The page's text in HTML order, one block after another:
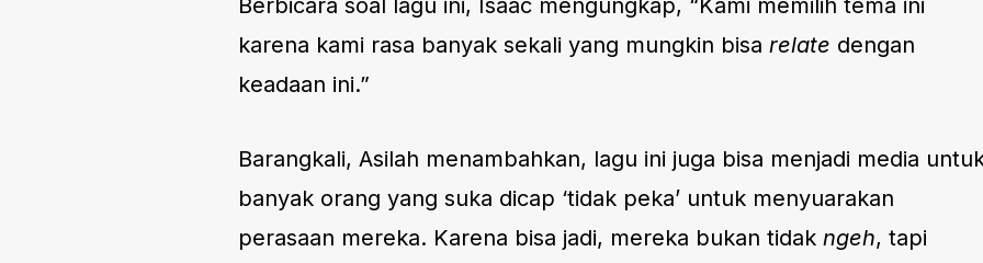
Berbicara soal lagu ini, Isaac mengungkap, “Kami memilih tema ini
karena kami rasa banyak sekali yang mungkin bisa relate dengan
keadaan ini.”
Barangkali, Asilah menambahkan, lagu ini juga bisa menjadi media
banyak orang yang suka dicap ‘tidak peka’ untuk menyuarakan
perasaan mereka. Karena bisa jadi, mereka bukan tidak ngeh, tapi